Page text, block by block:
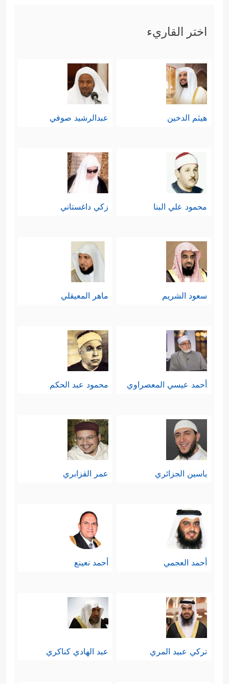
اختر القاريء
هيثم الدخين عبدالرشيد صوفي
محمود علي البنا زكي داغستاني
سعود الشريم ماهر المعيقلي
أحمد عيسي المعصراوي محمود عبد الحكم
ياسين الجزائري عمر القزابري
أحمد العجمي أحمد نعينع
تركي عبيد المري عبد الهادي كناكري